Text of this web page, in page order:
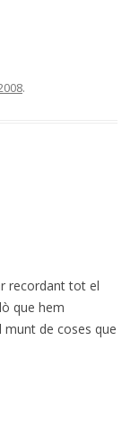
.
recordant tot el
que hem
de coses que